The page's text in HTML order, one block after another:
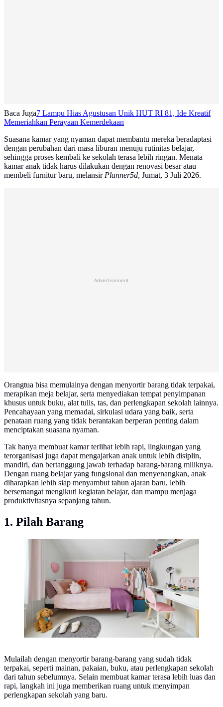
Baca Juga7 Lampu Hias Agustusan Unik HUT RI 81, Ide Kreatif
Memeriahkan Perayaan Kemerdekaan
Suasana kamar yang nyaman dapat membantu mereka beradaptasi
dengan perubahan dari masa liburan menuju rutinitas belajar,
sehingga proses kembali ke sekolah terasa lebih ringan. Menata
kamar anak tidak harus dilakukan dengan renovasi besar atau
membeli furnitur baru, melansirPlanner5d, Jumat, 3 Juli 2026.
Advertisement
Orangtua bisa memulainya dengan menyortir barang tidak terpakai,
merapikan meja belajar, serta menyediakan tempat penyimpanan
khusus untuk buku, alat tulis, tas, dan perlengkapan sekolah lainnya.
Pencahayaan yang memadai, sirkulasi udara yang baik, serta
penataan ruang yang tidak berantakan berperan penting dalam
menciptakan suasana nyaman.
Tak hanya membuat kamar terlihat lebih rapi, lingkungan yang
terorganisasi juga dapat mengajarkan anak untuk lebih disiplin,
mandiri, dan bertanggung jawab terhadap barang-barang miliknya.
Dengan ruang belajar yang fungsional dan menyenangkan, anak
diharapkan lebih siap menyambut tahun ajaran baru, lebih
bersemangat mengikuti kegiatan belajar, dan mampu menjaga
produktivitasnya sepanjang tahun.
1. Pilah Barang
Kamar tidur nyaman (Foto: Unsplash.com/Lisa Anna)
Mulailah dengan menyortir barang-barang yang sudah tidak
terpakai, seperti mainan, pakaian, buku, atau perlengkapan sekolah
dari tahun sebelumnya. Selain membuat kamar terasa lebih luas dan
rapi, langkah ini juga memberikan ruang untuk menyimpan
perlengkapan sekolah yang baru.